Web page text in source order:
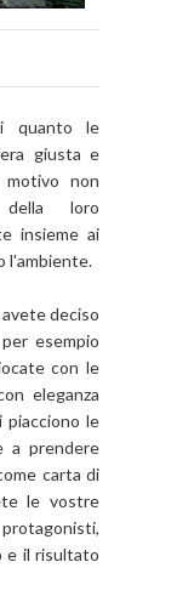
quanto le
giusta e
non
della loro
insieme ai
l'ambiente.
deciso
esempio
con le
eleganza
piacciono le
a prendere
carta di
le vostre
e il risultato